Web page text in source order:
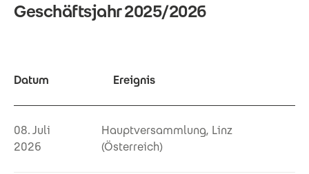
Geschäftsjahr 2025/2026
Datum Ereignis
08. Juli
2026
Hauptversammlung, Linz
(Österreich)